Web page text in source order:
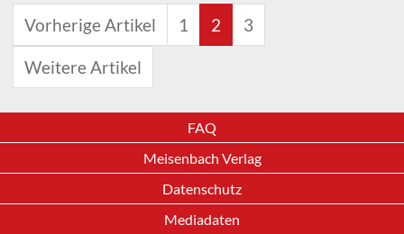
Vorherige Artikel 1 2 3
Weitere Artikel
FAQ
Meisenbach Verlag
Datenschutz
Mediadaten